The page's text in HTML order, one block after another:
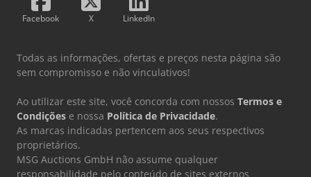
Facebook X LinkedIn
Todas as informações, ofertas e preços nesta página são
sem compromisso e não vinculativos!
Ao utilizar este site, você concorda com nossos Termos e
Condições e nossa Política de Privacidade.
As marcas indicadas pertencem aos seus respectivos
proprietários.
MSG Auctions GmbH não assume qualquer
responsabilidade pelo conteúdo de sites externos